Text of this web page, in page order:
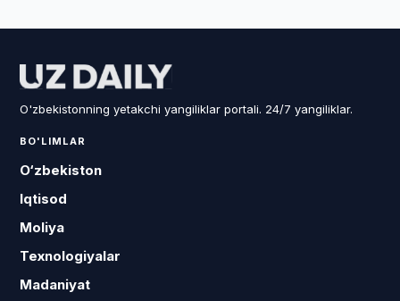
O'zbekistonning yetakchi yangiliklar portali. 24/7 yangiliklar.
BO'LIMLAR
O‘zbekiston
Iqtisod
Moliya
Texnologiyalar
Madaniyat